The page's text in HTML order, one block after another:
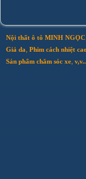
Nội thất ô tô MINH NGỌC
Giả da, Phim cách nhiệt
Sản phẩm chăm sóc xe,